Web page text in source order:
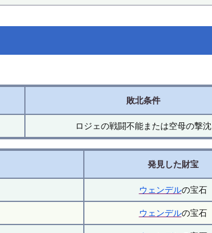
敗北条件
ロジェの戦闘不能または空母の撃沈
発見した財宝
ウェンデルの宝石
ウェンデルの宝石